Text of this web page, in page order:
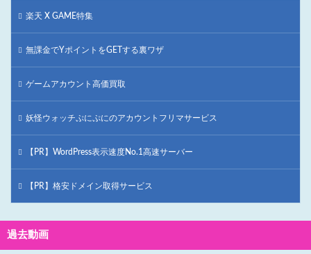
楽天 X GAME特集
無課金でYポイントをGETする裏ワザ
ゲームアカウント高価買取
妖怪ウォッチぷにぷにのアカウントフリマサービス
【PR】WordPress表示速度No.1高速サーバー
【PR】格安ドメイン取得サービス
過去動画